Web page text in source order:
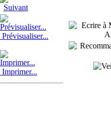
Prévisualiser...
Imprimer...